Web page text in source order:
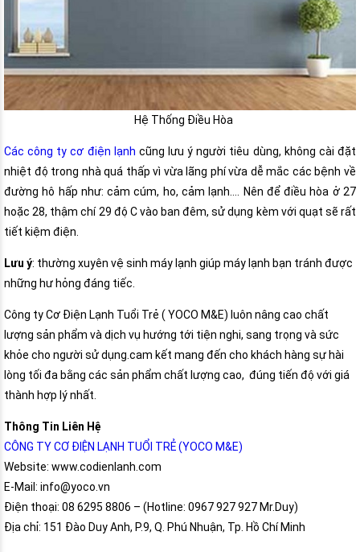
Hệ Thống Điều Hòa
Các công ty cơ điện lạnh cũng lưu ý người tiêu dùng, không cài đặt
nhiệt độ trong nhà quá thấp vì vừa lãng phí vừa dễ mắc các bệnh về
đường hô hấp như: cảm cúm, ho, cảm lạnh…. Nên để điều hòa ở 27
hoặc 28, thậm chí 29 độ C vào ban đêm, sử dụng kèm với quạt sẽ rất
tiết kiệm điện.
Lưu ý: thường xuyên vệ sinh máy lạnh giúp máy lạnh bạn tránh được
những hư hỏng đáng tiếc.
Công ty Cơ Điện Lạnh Tuổi Trẻ ( YOCO M&E) luôn nâng cao chất
lượng sản phẩm và dịch vụ hướng tới tiện nghi, sang trọng và sức
khỏe cho người sử dụng.cam kết mang đến cho khách hàng sự hài
lòng tối đa bằng các sản phẩm chất lượng cao, đúng tiến độ với giá
thành hợp lý nhất.
Thông Tin Liên Hệ
CÔNG TY CƠ ĐIỆN LẠNH TUỔI TRẺ (YOCO M&E)
Website: www.codienlanh.com
E-Mail: info@yoco.vn
Điện thoại: 08 6295 8806 – (Hotline: 0967 927 927 Mr.Duy)
Địa chỉ: 151 Đào Duy Anh, P.9, Q. Phú Nhuận, Tp. Hồ Chí Minh